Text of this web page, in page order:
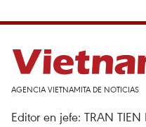
AGENCIA VIETNAMITA DE NOTICIAS
Editor en jefe: TRAN TIEN